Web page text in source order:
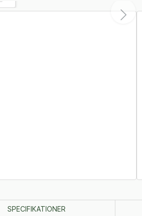
SPECIFIKATIONER